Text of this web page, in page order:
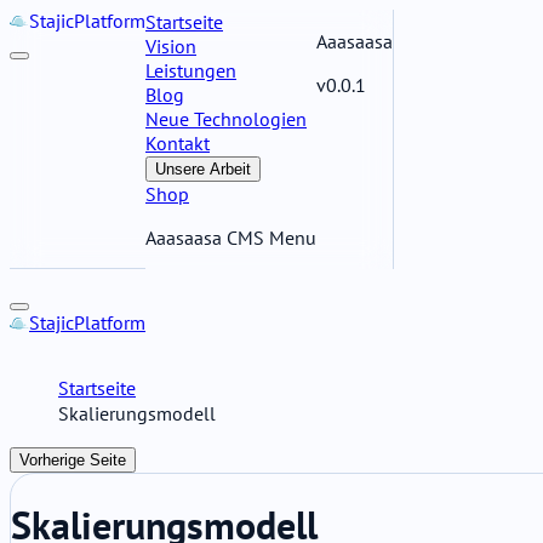
StajicPlatformStartseite
Vision
Leistungen
Blog
Neue Technologien
Kontakt
Unsere Arbeit
Shop
Aaasaasa CMS Menu
Aaasaasa
v0.0.1
StajicPlatform
Startseite
Skalierungsmodell
Vorherige Seite
Skalierungsmodell